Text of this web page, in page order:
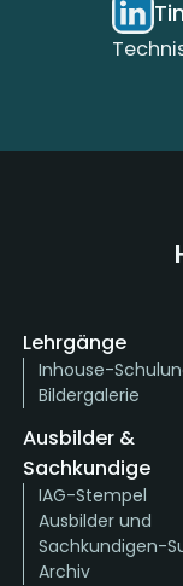
Lehrgänge
Inhouse-
Bildergalerie
Ausbilder &
Sachkundige
IAG-Stempel
Ausbilder und
Sachkundigen-
Archiv